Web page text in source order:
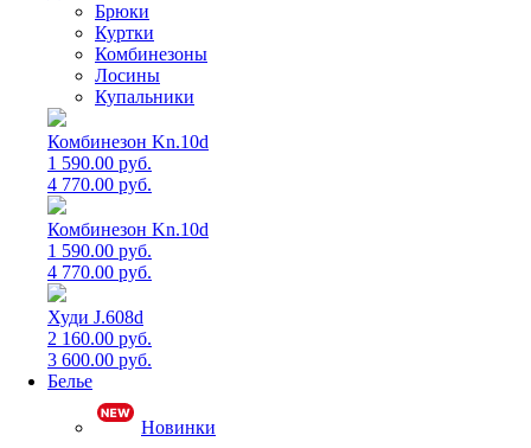
Брюки
Куртки
Комбинезоны
Лосины
Купальники
Комбинезон Kn.10d
1 590.00 руб.
4 770.00 руб.
Комбинезон Kn.10d
1 590.00 руб.
4 770.00 руб.
Худи J.608d
2 160.00 руб.
3 600.00 руб.
Белье
Новинки